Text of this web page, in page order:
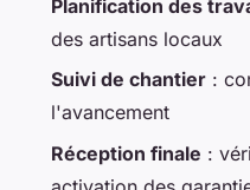
Planification des
des artisans locaux
Suivi de chantier :
l'avancement
Réception finale :